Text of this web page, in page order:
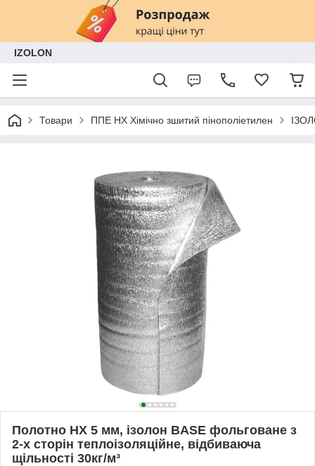
IZOLON
Товари ППЕ НХ Хімічно зшитий пінополіетилен
Полотно НХ 5 мм, ізолон BASE фольговане з
2-х сторін теплоізоляційне, відбиваюча
щільності 30кг/м³